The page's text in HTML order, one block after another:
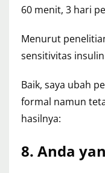
60 menit, 3 hari
Menurut
sensitivitas
Baik, saya ubah
formal namun
hasilnya:
8. Anda